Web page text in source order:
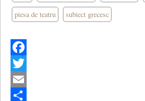
piesa de teatru subiect grecesc
Facebook
Twitter
Email